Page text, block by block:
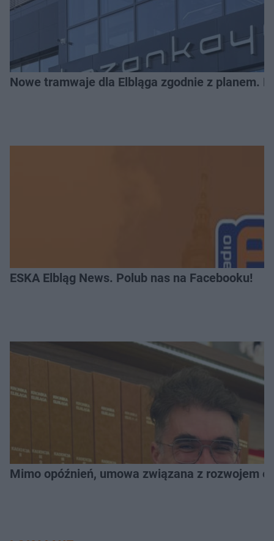
Nowe tramwaje dla Elbląga zgodnie z planem.
ESKA Elbląg News. Polub nas na Facebooku!
Mimo opóźnień, umowa związana z rozwojem